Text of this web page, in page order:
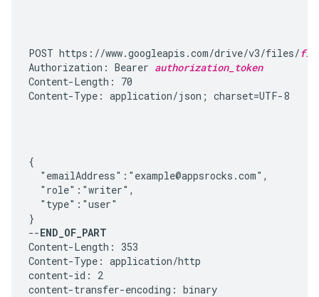
POST https://www.googleapis.com/drive/v3/files/
Authorization: Bearer authorization_token
Content-Length: 70
Content-Type: application/json; charset=UTF-8
{
  "emailAddress":"example@appsrocks.com",
  "role":"writer",
  "type":"user"
}
--END_OF_PART
Content-Length: 353
Content-Type: application/http
content-id: 2
content-transfer-encoding: binary